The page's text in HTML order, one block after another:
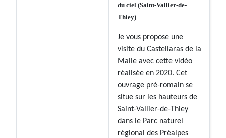
du ciel (Saint-Vallier-de-
Thiey)
Je vous propose une
visite du Castellaras de la
Malle avec cette vidéo
réalisée en 2020. Cet
ouvrage pré-romain se
situe sur les hauteurs de
Saint-Vallier-de-Thiey
dans le Parc naturel
régional des Préalpes